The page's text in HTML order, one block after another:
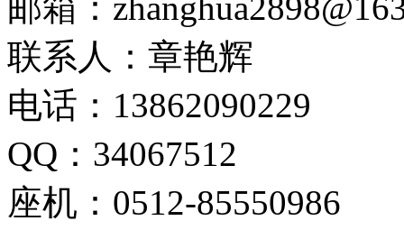
联系人：章艳辉
电话：13862090229
QQ：34067512
座机：0512-85550986